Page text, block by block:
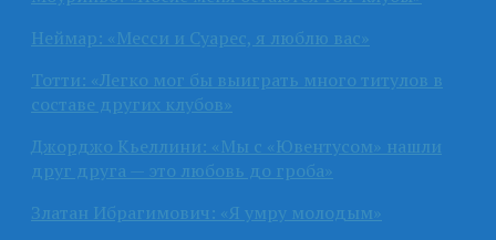
Неймар: «Месси и Суарес, я люблю вас»
Тотти: «Легко мог бы выиграть много титулов в
составе других клубов»
Джорджо Кьеллини: «Мы с «Ювентусом» нашли
друг друга — это любовь до гроба»
Златан Ибрагимович: «Я умру молодым»